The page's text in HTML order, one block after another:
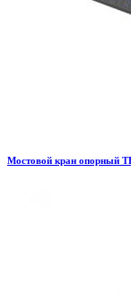
Мостовой кран опорный